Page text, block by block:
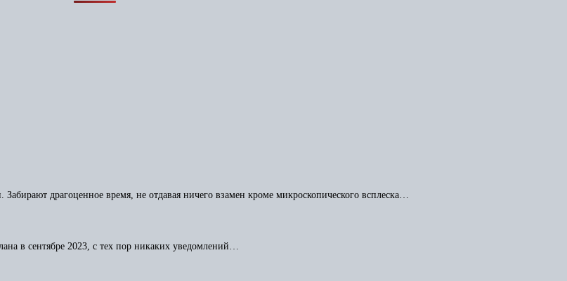
драгоценное время, не отдавая ничего взамен кроме микроскопического всплеска…
в сентябре 2023, с тех пор никаких уведомлений…